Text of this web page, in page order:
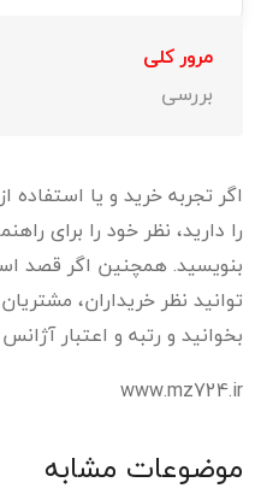
مرور کلی
بررسی
اگر تجربه خرید و یا
را دارید، نظر خود را برای
بنویسید. همچنین اگر قصد
توانید نظر خریداران،
بخوانید و رتبه و اعتبار
www.mz724.ir
موضوعات مشابه